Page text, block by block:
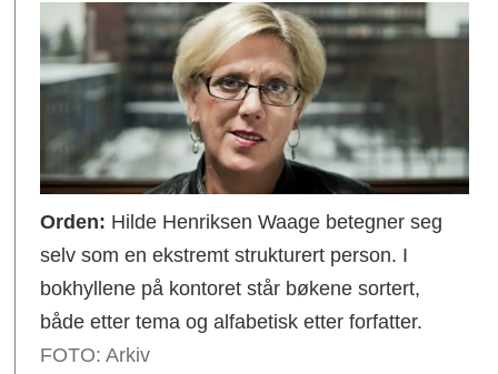
Orden: Hilde Henriksen Waage betegner seg
selv som en ekstremt strukturert person. I
bokhyllene på kontoret står bøkene sortert,
både etter tema og alfabetisk etter forfatter.
FOTO: Arkiv